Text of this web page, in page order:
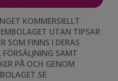
KOMMERSIELLT
UTAN TIPSAR
SOM FINNS I DERAS
SAMT
PÅ OCH GENOM